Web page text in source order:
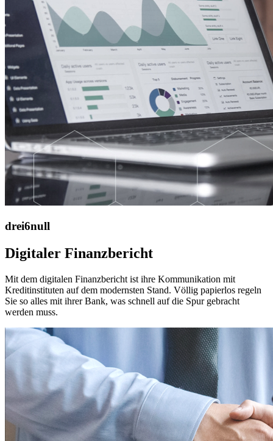
drei6null
Digitaler Finanzbericht
Mit dem digitalen Finanzbericht ist ihre Kommunikation mit
Kreditinstituten auf dem modernsten Stand. Völlig papierlos regeln
Sie so alles mit ihrer Bank, was schnell auf die Spur gebracht
werden muss.